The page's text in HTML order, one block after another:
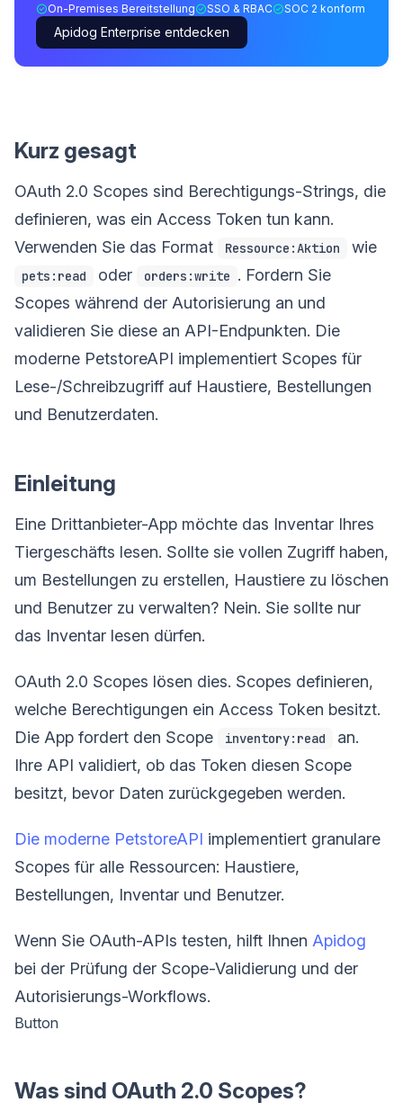
On-Premises Bereitstellung SSO & RBAC SOC 2 konform
Apidog Enterprise entdecken
Kurz gesagt
OAuth 2.0 Scopes sind Berechtigungs-Strings, die
definieren, was ein Access Token tun kann.
Verwenden Sie das Format
Ressource:Aktion wie
pets:read oder orders:write . Fordern Sie
Scopes während der Autorisierung an und
validieren Sie diese an API-Endpunkten. Die
moderne PetstoreAPI implementiert Scopes für
Lese-/Schreibzugriff auf Haustiere, Bestellungen
und Benutzerdaten.
Einleitung
Eine Drittanbieter-App möchte das Inventar Ihres
Tiergeschäfts lesen. Sollte sie vollen Zugriff haben,
um Bestellungen zu erstellen, Haustiere zu löschen
und Benutzer zu verwalten? Nein. Sie sollte nur
das Inventar lesen dürfen.
OAuth 2.0 Scopes lösen dies. Scopes definieren,
welche Berechtigungen ein Access Token besitzt.
Die App fordert den Scope
inventory:read
an.
Ihre API validiert, ob das Token diesen Scope
besitzt, bevor Daten zurückgegeben werden.
Die moderne PetstoreAPI implementiert granulare
Scopes für alle Ressourcen: Haustiere,
Bestellungen, Inventar und Benutzer.
Wenn Sie OAuth-APIs testen, hilft Ihnen Apidog
bei der Prüfung der Scope-Validierung und der
Autorisierungs-Workflows.
Button
Was sind OAuth 2.0 Scopes?